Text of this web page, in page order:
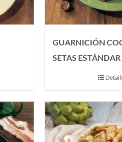
GUARNICIÓN
SETAS ESTÁNDAR